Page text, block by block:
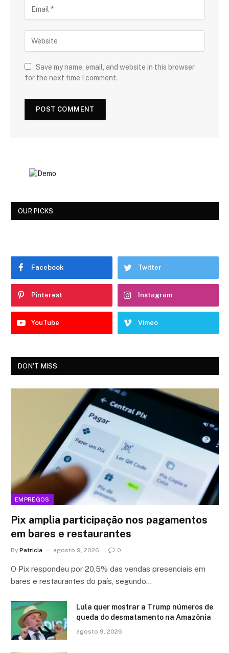
Save my name, email, and website in this browser
for the next time I comment.
OUR PICKS
Facebook Twitter
Pinterest Instagram
YouTube Vimeo
DON'T MISS
EMPREGOS
Pix amplia participação nos pagamentos
em bares e restaurantes
By Patricia agosto 9, 2026 0
O Pix respondeu por 20,5% das vendas presenciais em
bares e restaurantes do país, segundo…
Lula quer mostrar a Trump números de
queda do desmatamento na Amazônia
agosto 9, 2026